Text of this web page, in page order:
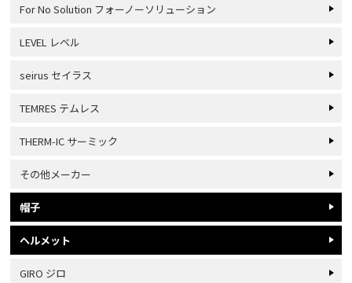
For No Solution フォーノーソリューション
LEVEL レベル
seirus セイラス
TEMRES テムレス
THERM-IC サーミック
その他メーカー
帽子
ヘルメット
GIRO ジロ